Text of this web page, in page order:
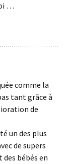
…
comme la
tant grâce à
de
un des plus
de supers
bébés en